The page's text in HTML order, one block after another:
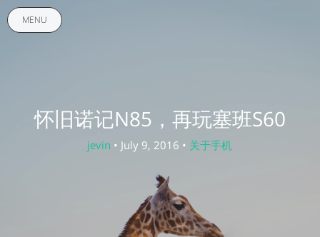
MENU
怀旧诺记N85，再玩塞班S60
jevin • July 9, 2016 • 关于手机